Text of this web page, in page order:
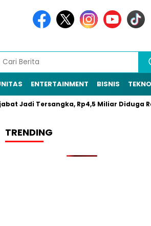
ENTERTAINMENT BISNIS
Tersangka, Rp4,5 Miliar Diduga Raib
TRENDING